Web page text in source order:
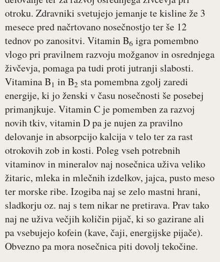
otroku. Zdravniki svetujejo jemanje te kisline že 3
mesece pred načrtovano nosečnostjo ter še 12
tednov po zanositvi. Vitamin B6 igra pomembno
vlogo pri pravilnem razvoju možganov in osrednjega
živčevja, pomaga pa tudi proti jutranji slabosti.
Vitamina B1 in B2 sta pomembna zgolj zaredi
energije, ki jo ženski v času nosečnosti še posebej
primanjkuje. Vitamin C je pomemben za razvoj
novih tkiv, vitamin D pa je nujen za pravilno
delovanje in absorpcijo kalcija v telo ter za rast
otrokovih zob in kosti. Poleg vseh potrebnih
vitaminov in mineralov naj nosečnica uživa veliko
žitaric, mleka in mlečnih izdelkov, jajca, pusto meso
ter morske ribe. Izogiba naj se zelo mastni hrani,
sladkorju oz. naj s tem nikar ne pretirava. Prav tako
naj ne uživa večjih količin pijač, ki so gazirane ali
pa vsebujejo kofein (kave, čaji, energijske pijače).
Obvezno pa mora nosečnica piti dovolj tekočine.